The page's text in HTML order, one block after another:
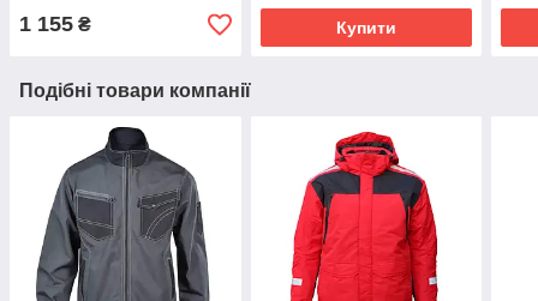
1 155 ₴ Купити
Подібні товари компанії